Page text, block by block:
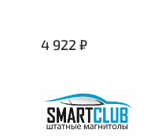
4 922 ₽